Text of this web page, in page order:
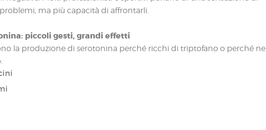
ma più capacità di affrontarli.
piccoli gesti, grandi effetti
la produzione di serotonina perché ricchi di triptofano o perché ne